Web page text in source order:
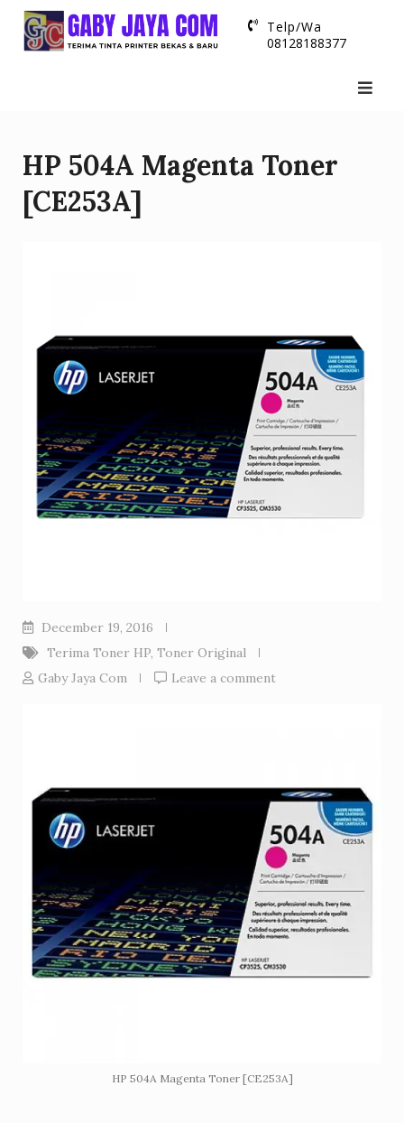
Skip
Telp/Wa
08128188377
HP 504A Magenta Toner
[CE253A]
December 19, 2016
Terima Toner HP, Toner Original
Gaby Jaya Com
Leave a comment
HP 504A Magenta Toner [CE253A]